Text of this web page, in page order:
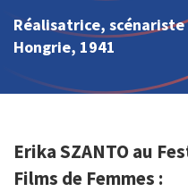
Réalisatrice, scénariste
Hongrie, 1941
Erika SZANTO au
Films de Femmes :